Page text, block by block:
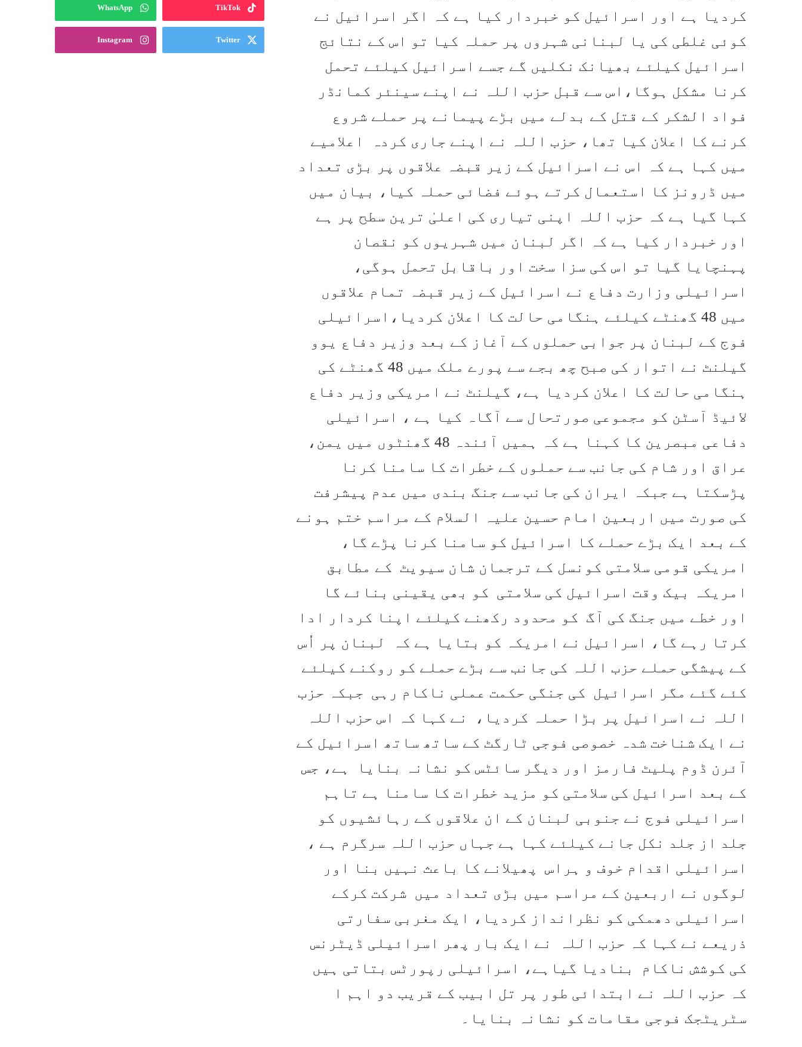
کردیا ہے اور اسرائیل کو خبردار کیا ہے کہ اگر اسرائیل نے
کوئی غلطی کی یا لبنانی شہروں پر حملہ کیا تو اس کے نتائج
اسرائیل کیلئے بھیانک نکلیں گے جسے اسرائیل کیلئے تحمل
کرنا مشکل ہوگا،اس سے قبل حزب اللہ نے اپنے سینئر کمانڈر
فواد الشکر کے قتل کے بدلے میں بڑے پیمانے پر حملے شروع
کرنے کا اعلان کیا تھا، حزب اللہ نے اپنے جاری کردہ اعلامیے
میں کہا ہے کہ اس نے اسرائیل کے زیر قبضہ علاقوں پر بڑی تعداد
میں ڈرونز کا استعمال کرتے ہوئے فضائی حملہ کیا، بیان میں
کہا گیا ہے کہ حزب اللہ اپنی تیاری کی اعلیٰ ترین سطح پر ہے
اور خبردار کیا ہے کہ اگر لبنان میں شہریوں کو نقصان
پہنچایا گیا تو اس کی سزا سخت اور باقابل تحمل ہوگی،
اسرائیلی وزارت دفاع نے اسرائیل کے زیر قبضہ تمام علاقوں
میں 48 گھنٹے کیلئے ہنگامی حالت کا اعلان کردیا،اسرائیلی
فوج کے لبنان پر جوابی حملوں کے آغاز کے بعد وزیر دفاع یوو
گیلنٹ نے اتوار کی صبح چھ بجے سے پورے ملک میں 48 گھنٹے کی
ہنگامی حالت کا اعلان کردیا ہے، گیلنٹ نے امریکی وزیر دفاع
لائیڈ آسٹن کو مجموعی صورتحال سے آگاہ کیا ہے ، اسرائیلی
دفاعی مبصرین کا کہنا ہے کہ ہمیں آئندہ 48 گھنٹوں میں یمن،
عراق اور شام کی جانب سے حملوں کے خطرات کا سامنا کرنا
پڑسکتا ہے جبکہ ایران کی جانب سے جنگ بندی میں عدم پیشرفت
کی صورت میں اربعین امام حسین علیہ السلام کے مراسم ختم ہونے
کے بعد ایک بڑے حملے کا اسرائیل کو سامنا کرنا پڑے گا،
امریکی قومی سلامتی کونسل کے ترجمان شان سیویٹ کے مطابق
امریکہ بیک وقت اسرائیل کی سلامتی کو بھی یقینی بنائے گا
اور خطے میں جنگ کی آگ کو محدود رکھنے کیلئے اپنا کردار ادا
کرتا رہے گا، اسرائیل نے امریکہ کو بتایا ہے کہ لبنان پر اُس
کے پیشگی حملے حزب اللہ کی جانب سے بڑے حملے کو روکنے کیلئے
کئے گئے مگر اسرائیل کی جنگی حکمت عملی ناکام رہی جبکہ حزب
اللہ نے اسرائیل پر بڑا حملہ کردیا، نے کہا کہ اس حزب اللہ
نے ایک شناخت شدہ خصوصی فوجی ٹارگٹ کے ساتھ ساتھ اسرائیل کے
آئرن ڈوم پلیٹ فارمز اور دیگر سائٹس کو نشانہ بنایا ہے، جس
کے بعد اسرائیل کی سلامتی کو مزید خطرات کا سامنا ہے تاہم
اسرائیلی فوج نے جنوبی لبنان کے ان علاقوں کے رہائشیوں کو
جلد از جلد نکل جانے کیلئے کہا ہے جہاں حزب اللہ سرگرم ہے ،
اسرائیلی اقدام خوف و ہراس پھیلانے کا باعث نہیں بنا اور
لوگوں نے اربعین کے مراسم میں بڑی تعداد میں شرکت کرکے
اسرائیلی دھمکی کو نظرانداز کردیا، ایک مغربی سفارتی
ذریعے نے کہا کہ حزب اللہ نے ایک بار پھر اسرائیلی ڈیٹرنس
کی کوشش ناکام بنادیا گیاہے، اسرائیلی رپورٹس بتاتی ہیں
کہ حزب اللہ نے ابتدائی طور پر تل ابیب کے قریب دو اہم ا
سٹریٹجک فوجی مقامات کو نشانہ بنایا۔
TikTok
WhatsApp
Twitter
Instagram